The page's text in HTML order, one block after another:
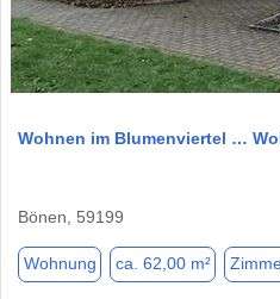
Wohnen im Blumenviertel …
Bönen, 59199
Wohnung ca. 62,00 m²